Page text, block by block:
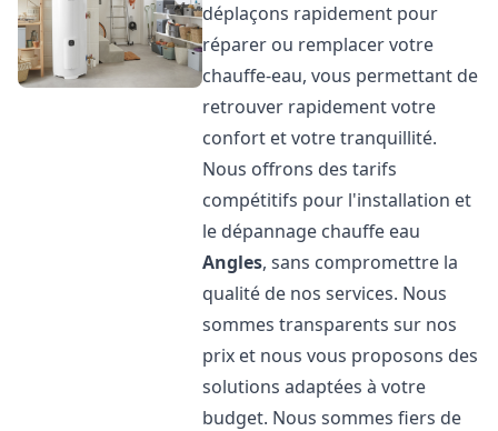
déplaçons rapidement pour
réparer ou remplacer votre
chauffe-eau, vous permettant de
retrouver rapidement votre
confort et votre tranquillité.
Nous offrons des tarifs
compétitifs pour l'installation et
le dépannage chauffe eau
Angles, sans compromettre la
qualité de nos services. Nous
sommes transparents sur nos
prix et nous vous proposons des
solutions adaptées à votre
budget. Nous sommes fiers de